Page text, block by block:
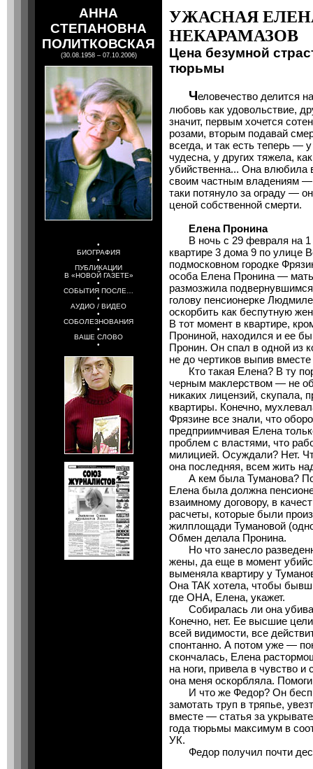
АННА
СТЕПАНОВНА
ПОЛИТКОВСКАЯ
(30.08.1958 – 07.10.2006)
•
БИОГРАФИЯ
•
ПУБЛИКАЦИИ
В «НОВОЙ ГАЗЕТЕ»
•
СОБЫТИЯ ПОСЛЕ…
•
АУДИО / ВИДЕО
•
СОБОЛЕЗНОВАНИЯ
•
ВАШЕ СЛОВО
•
УЖАСНАЯ
НЕКАРАМАЗОВ
Цена безумной
тюрьмы
Человечество делится
любовь как удовольствие,
значит, первым хочется
розами, вторым подавай
всегда, и так есть теперь —
чудесна, у других тяжела,
убийственна... Она влюбила
своим частным владениям —
таки потянуло за ограду —
ценой собственной смерти.
Елена Пронина
В ночь с 29 февраля на 1
квартире 3 дома 9 по улице
подмосковном городке
особа Елена Пронина —
размозжила
голову пенсионерке
оскорбить как беспутную
В тот момент в квартире,
Прониной, находился и ее
Пронин. Он спал в одной из
не до чертиков выпив
Кто такая Елена? В ту
черным маклерством — не
никаких лицензий, скупала,
квартиры. Конечно,
Фрязине все знали, что
предприимчивая Елена
проблем с властями, что
милицией. Осуждали? Нет.
она последняя, всем жить
А кем была Туманова?
Елена была должна
взаимному договору, в
расчеты, которые были
жилплощади Тумановой
Обмен делала Пронина.
Но что занесло
жены, да еще в момент
выменяла квартиру у
Она ТАК хотела, чтобы
где ОНА, Елена, укажет.
Собиралась ли она
Конечно, нет. Ее высшие
всей видимости, все
спонтанно. А потом уже —
скончалась, Елена
на ноги, привела в чувство
она меня оскорбляла.
И что же Федор? Он
замотать труп в тряпье,
вместе — статья за
года тюрьмы максимум в
УК.
Федор получил почти